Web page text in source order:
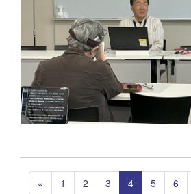
« 1 2 3 4 5 6